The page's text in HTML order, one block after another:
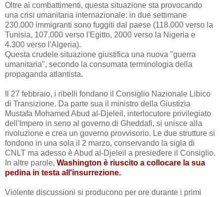
Oltre ai combattimenti, questa situazione sta provocando
una crisi umanitaria internazionale: in due settimane
230.000 immigranti sono fuggiti dal paese (118.000 verso la
Tunisia, 107.000 verso l'Egitto, 2000 verso la Nigeria e
4.300 verso l'Algeria).
Questa crudele situazione giustifica una nuova "guerra
umanitaria", secondo la consumata terminologia della
propaganda atlantista.
Il 27 febbraio, i ribelli fondano il Consiglio Nazionale Libico
di Transizione. Da parte sua il ministro della Giustizia
Mustafa Mohamed Abud al-Djeleil, interlocutore privilegiato
dell'Impero in seno al governo di Gheddafi, si unisce alla
rivoluzione e crea un governo provvisorio. Le due strutture si
fondono in una sola il 2 marzo, conservando la sigla di
CNLT ma adesso è Abud al-Djeleil a presiedere il Consiglio.
In altre parole, Washington è riuscito a collocare la sua
pedina in testa all'insurrezione.
Violente discussioni si producono per ore durante i primi